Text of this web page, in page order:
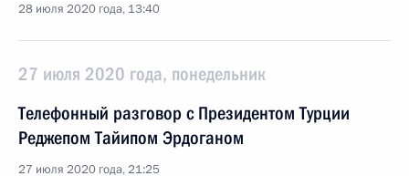
28 июля 2020 года, 13:40
27 июля 2020 года, понедельник
Телефонный разговор с Президентом Турции
Реджепом Тайипом Эрдоганом
27 июля 2020 года, 21:25